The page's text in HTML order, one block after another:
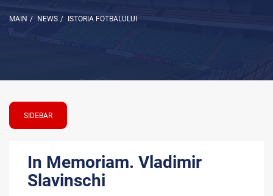
MAIN / NEWS / ISTORIA FOTBALULUI
SIDEBAR
In Memoriam. Vladimir
Slavinschi